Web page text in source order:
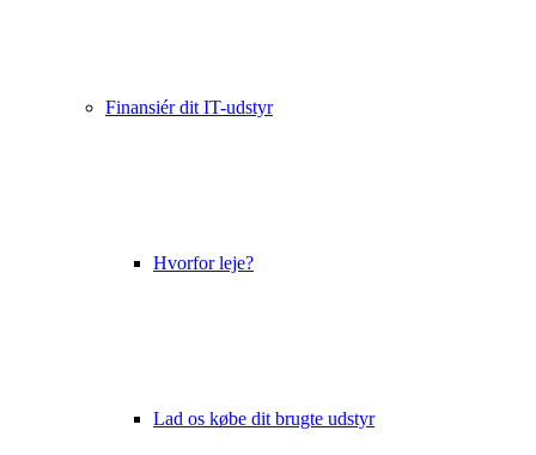
Finansiér dit IT-udstyr
Hvorfor leje?
Lad os købe dit brugte udstyr